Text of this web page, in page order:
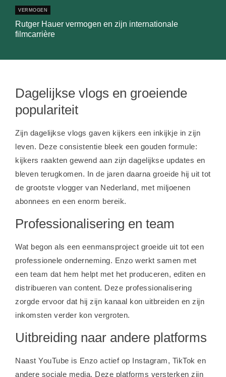
VERMOGEN
Rutger Hauer vermogen en zijn internationale
filmcarrière
Dagelijkse vlogs en groeiende
populariteit
Zijn dagelijkse vlogs gaven kijkers een inkijkje in zijn
leven. Deze consistentie bleek een gouden formule:
kijkers raakten gewend aan zijn dagelijkse updates en
bleven terugkomen. In de jaren daarna groeide hij uit tot
de grootste vlogger van Nederland, met miljoenen
abonnees en een enorm bereik.
Professionalisering en team
Wat begon als een eenmansproject groeide uit tot een
professionele onderneming. Enzo werkt samen met
een team dat hem helpt met het produceren, editen en
distribueren van content. Deze professionalisering
zorgde ervoor dat hij zijn kanaal kon uitbreiden en zijn
inkomsten verder kon vergroten.
Uitbreiding naar andere platforms
Naast YouTube is Enzo actief op Instagram, TikTok en
andere sociale media. Deze platforms versterken zijn